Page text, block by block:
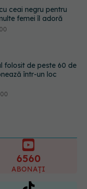
folosit de peste 60 de
semnul ignorat
probleme
6560
ABONAȚI